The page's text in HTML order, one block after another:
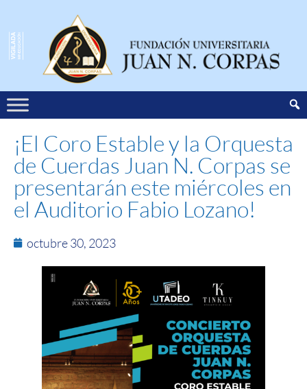
¡El Coro Estable y la Orquesta
de Cuerdas Juan N. Corpas se
presentarán este miércoles en
el Auditorio Fabio Lozano!
octubre 30, 2023